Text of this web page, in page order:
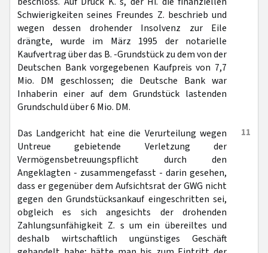
Schwierigkeiten seines Freundes Z. beschrieb und
wegen dessen drohender Insolvenz zur Eile
drängte, wurde im März 1995 der notarielle
Kaufvertrag über das B. -Grundstück zu dem von der
Deutschen Bank vorgegebenen Kaufpreis von 7,7
Mio. DM geschlossen; die Deutsche Bank war
Inhaberin einer auf dem Grundstück lastenden
Grundschuld über 6 Mio. DM.
11
Das Landgericht hat eine die Verurteilung wegen
Untreue gebietende Verletzung der
Vermögensbetreuungspflicht durch den
Angeklagten - zusammengefasst - darin gesehen,
dass er gegenüber dem Aufsichtsrat der GWG nicht
gegen den Grundstücksankauf eingeschritten sei,
obgleich es sich angesichts der drohenden
Zahlungsunfähigkeit Z. s um ein übereiltes und
deshalb wirtschaftlich ungünstiges Geschäft